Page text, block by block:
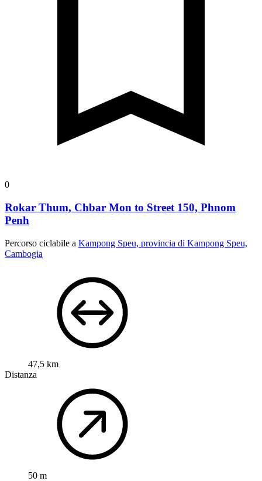
0
Rokar Thum, Chbar Mon to Street 150, Phnom
Penh
Percorso ciclabile a Kampong Speu, provincia di Kampong Speu,
Cambogia
47,5 km
Distanza
50 m